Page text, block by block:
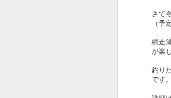
さて
（予
網走
が楽
釣り
です。
【ワ
期間：
場所：